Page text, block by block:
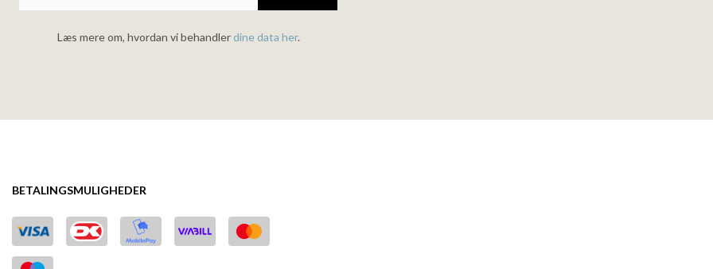
Læs mere om, hvordan vi behandlerdine data her.
BETALINGSMULIGHEDER